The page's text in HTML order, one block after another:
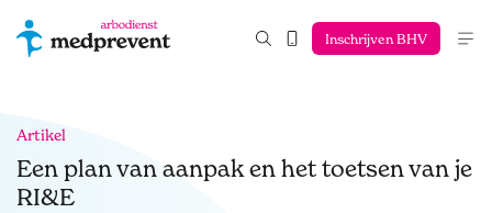
Inschrijven BHV
Artikel
Een plan van aanpak en het toetsen van je
RI&E